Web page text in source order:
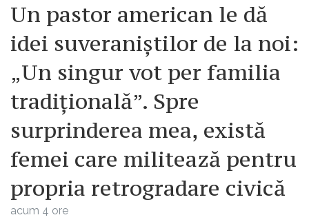
Un pastor american le dă
idei suveraniștilor de la noi:
„Un singur vot per familia
tradițională”. Spre
surprinderea mea, există
femei care militează pentru
propria retrogradare civică
acum 4 ore